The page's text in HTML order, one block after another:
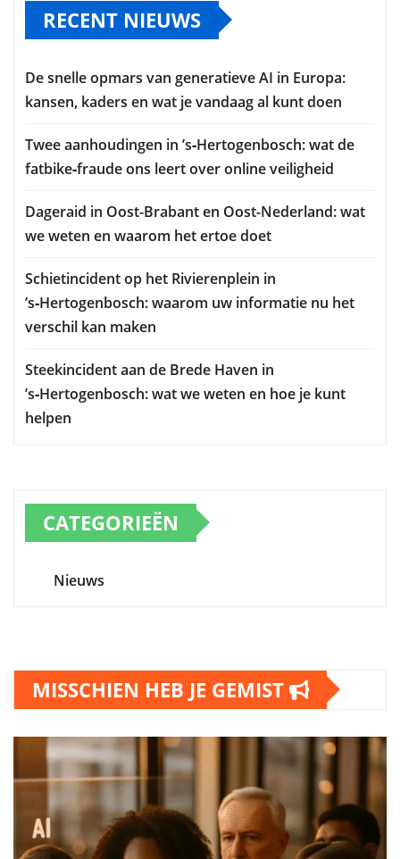
RECENT NIEUWS
De snelle opmars van generatieve AI in Europa:
kansen, kaders en wat je vandaag al kunt doen
Twee aanhoudingen in ’s‑Hertogenbosch: wat de
fatbike‑fraude ons leert over online veiligheid
Dageraid in Oost-Brabant en Oost-Nederland: wat
we weten en waarom het ertoe doet
Schietincident op het Rivierenplein in
’s‑Hertogenbosch: waarom uw informatie nu het
verschil kan maken
Steekincident aan de Brede Haven in
’s‑Hertogenbosch: wat we weten en hoe je kunt
helpen
CATEGORIEËN
Nieuws
MISSCHIEN HEB JE GEMIST